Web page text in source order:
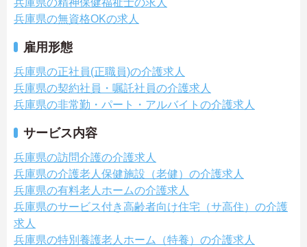
兵庫県の無資格OKの求人
雇用形態
兵庫県の正社員(正職員)の介護求人
兵庫県の契約社員・嘱託社員の介護求人
兵庫県の非常勤・パート・アルバイトの介護求人
サービス内容
兵庫県の訪問介護の介護求人
兵庫県の介護老人保健施設（老健）の介護求人
兵庫県の有料老人ホームの介護求人
兵庫県のサービス付き高齢者向け住宅（サ高住）の介護
求人
兵庫県の特別養護老人ホーム（特養）の介護求人